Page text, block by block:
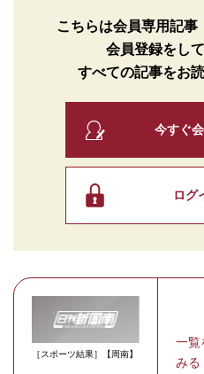
こちらは会員専用記事
会員登録をし
すべての記事をお
今すぐ
ログ
［スポーツ結果］【周南】
一覧
みる